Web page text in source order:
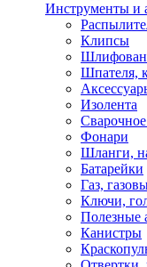
Инструменты и
Клипсы
Шпателя,
Изолента
Фонари
Шланги,
Батарейки
Газ,
Ключи,
Полезные
Канистры